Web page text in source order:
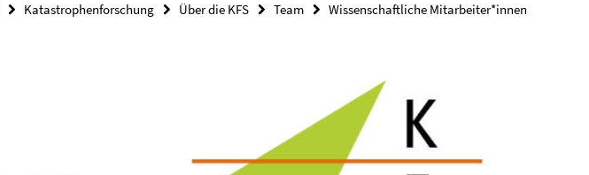
Katastrophenforschung Über die KFS Team
Wissenschaftliche Mitarbeiter*innen